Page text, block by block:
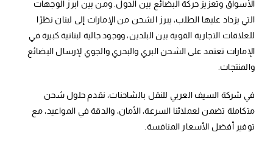
الأسواق وتعزيز حركة البضائع بين الدول. ومن بين أبرز الوجهات
التي يزداد عليها الطلب، يبرز الشحن من الإمارات إلى لبنان نظرًا
للعلاقات التجارية القوية بين البلدين، ووجود جالية لبنانية كبيرة في
الإمارات تعتمد على الشحن البري والبحري والجوي لإرسال البضائع
والمنتجات.
في شركة السيف العربي للنقل بالشاحنات، نقدم حلول شحن
متكاملة تضمن لعملائنا السرعة، الأمان، والدقة في المواعيد، مع
توفير أفضل الأسعار المنافسة.